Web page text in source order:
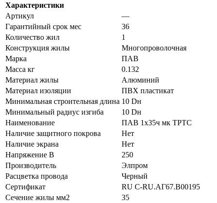
Характеристики
Артикул
—
Гарантийный срок мес
36
Количество жил
1
Конструкция жилы
Многопроволочная
Марка
ПАВ
Масса кг
0.132
Материал жилы
Алюминий
Материал изоляции
ПВХ пластикат
Минимальная строительная длина 10 Dн
Минимальный радиус изгиба
10 Dн
Наименование
ПАВ 1х35ч мк ТРТС
Наличие защитного покрова
Нет
Наличие экрана
Нет
Напряжение В
250
Производитель
Элпром
Расцветка провода
Черный
Сертификат
RU C-RU.АГ67.B00195
Сечение жилы мм2
35